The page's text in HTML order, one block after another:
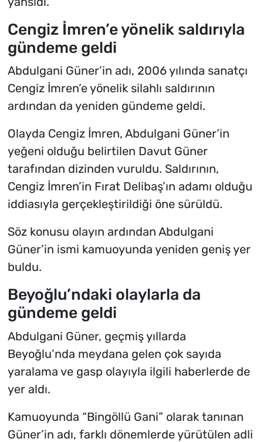
Cengiz İmren’e yönelik saldırıyla
gündeme geldi
Abdulgani Güner’in adı, 2006 yılında sanatçı
Cengiz İmren’e yönelik silahlı saldırının
ardından da yeniden gündeme geldi.
Olayda Cengiz İmren, Abdulgani Güner’in
yeğeni olduğu belirtilen Davut Güner
tarafından dizinden vuruldu. Saldırının,
Cengiz İmren’in Fırat Delibaş’ın adamı olduğu
iddiasıyla gerçekleştirildiği öne sürüldü.
Söz konusu olayın ardından Abdulgani
Güner’in ismi kamuoyunda yeniden geniş yer
buldu.
Beyoğlu’ndaki olaylarla da
gündeme geldi
Abdulgani Güner, geçmiş yıllarda
Beyoğlu’nda meydana gelen çok sayıda
yaralama ve gasp olayıyla ilgili haberlerde de
yer aldı.
Kamuoyunda “Bingöllü Gani” olarak tanınan
Güner’in adı, farklı dönemlerde yürütülen adli